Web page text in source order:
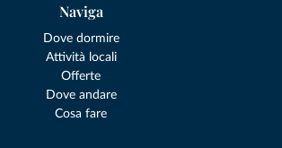
Naviga
Dove dormire
Attività locali
Offerte
Dove andare
Cosa fare